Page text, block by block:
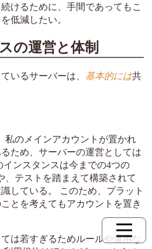
けるために、手間であってもこ
低減したい。
の運営と体制
いるサーバーは、 基本的には共
私のメインアカウントが置かれ
ため、サーバーの運営としては
ンスタンスは今までの4つの
、テストを踏まえて構築されて
している。 このため、プラット
とを考えてもアカウントを置き
は若すぎるためルールや運用な